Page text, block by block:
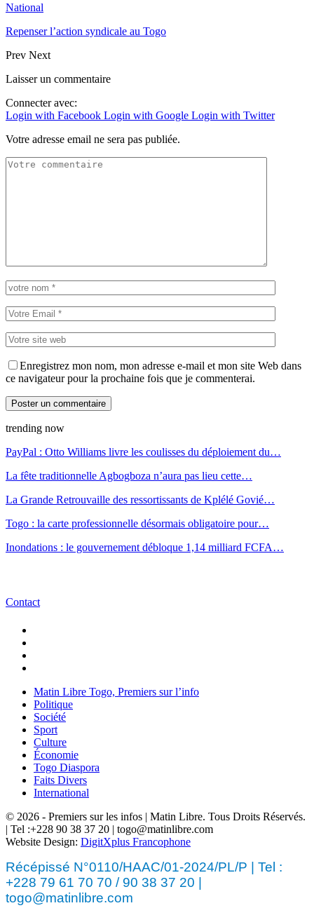
National
Repenser l’action syndicale au Togo
Prev Next
Laisser un commentaire
Connecter avec:
Login with Facebook Login with Google Login with Twitter
Votre adresse email ne sera pas publiée.
Enregistrez mon nom, mon adresse e-mail et mon site Web dans
ce navigateur pour la prochaine fois que je commenterai.
trending now
PayPal : Otto Williams livre les coulisses du déploiement du…
La fête traditionnelle Agbogboza n’aura pas lieu cette…
La Grande Retrouvaille des ressortissants de Kplélé Govié…
Togo : la carte professionnelle désormais obligatoire pour…
Inondations : le gouvernement débloque 1,14 milliard FCFA…
Contact
Matin Libre Togo, Premiers sur l’info
Politique
Société
Sport
Culture
Économie
Togo Diaspora
Faits Divers
International
© 2026 - Premiers sur les infos | Matin Libre. Tous Droits Réservés.
| Tel :+228 90 38 37 20 | togo@matinlibre.com
Website Design: DigitXplus Francophone
Récépissé N°0110/HAAC/01-2024/PL/P | Tel :
+228 79 61 70 70 / 90 38 37 20 |
togo@matinlibre.com